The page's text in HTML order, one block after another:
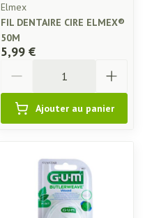
Elmex
FIL DENTAIRE CIRE ELMEX®
50M
5,99 €
Ajouter au panier